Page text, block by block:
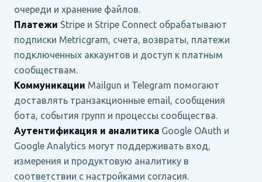
очереди и хранение файлов.
Платежи Stripe и Stripe Connect обрабатывают
подписки Metricgram, счета, возвраты, платежи
подключенных аккаунтов и доступ к платным
сообществам.
Коммуникации Mailgun и Telegram помогают
доставлять транзакционные email, сообщения
бота, события групп и процессы сообщества.
Аутентификация и аналитика Google OAuth и
Google Analytics могут поддерживать вход,
измерения и продуктовую аналитику в
соответствии с настройками согласия.